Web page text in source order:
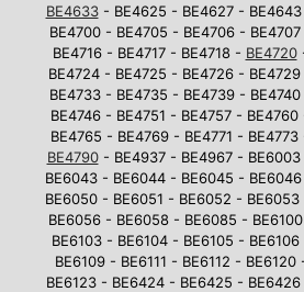
BE4633- BE4625 - BE4627 -
BE4700 - BE4705 - BE4706 -
BE4716 - BE4717 - BE4718 - BE4720
BE4724 - BE4725 - BE4726 -
BE4733 - BE4735 - BE4739 -
BE4746 - BE4751 - BE4757 -
BE4765 - BE4769 - BE4771 -
BE4790- BE4937 - BE4967 - BE6003
BE6043 - BE6044 - BE6045 -
BE6050 - BE6051 - BE6052 - BE6053
BE6056 - BE6058 - BE6085 -
BE6103 - BE6104 - BE6105 -
BE6109 - BE6111 - BE6112 -
BE6123 - BE6424 - BE6425 -